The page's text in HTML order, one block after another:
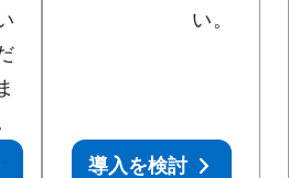
い。
導入を検討